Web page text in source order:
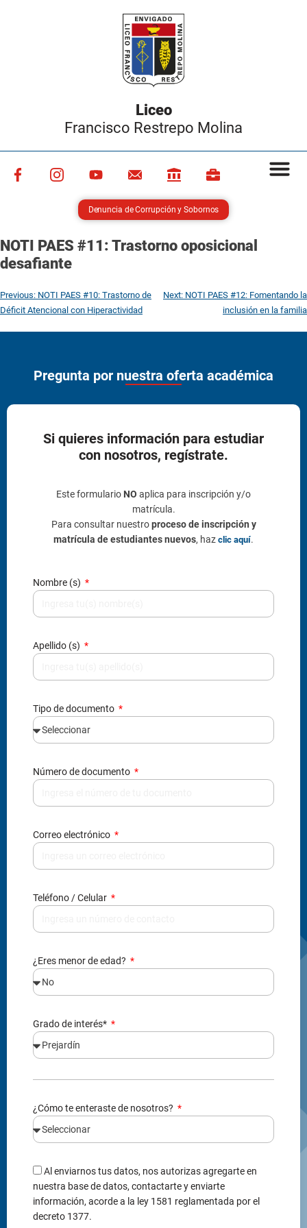
Liceo
Francisco Restrepo Molina
Denuncia de Corrupción y Sobornos
NOTI PAES #11: Trastorno oposicional
desafiante
Previous: NOTI PAES #10: Trastorno de
Déficit Atencional con Hiperactividad
Next: NOTI PAES #12: Fomentando la
inclusión en la familia
Pregunta por nuestra oferta académica
Si quieres información para estudiar
con nosotros, regístrate.
Este formulario NO aplica para inscripción y/o
matrícula.
Para consultar nuestroproceso de inscripción y
matrícula de estudiantes nuevos, haz clic aquí.
Nombre (s)
Apellido (s)
Tipo de documento
Número de documento
Correo electrónico
Teléfono / Celular
¿Eres menor de edad?
Grado de interés*
¿Cómo te enteraste de nosotros?
Al enviarnos tus datos, nos autorizas agregarte en
nuestra base de datos, contactarte y enviarte
información, acorde a la ley 1581 reglamentada por el
decreto 1377.